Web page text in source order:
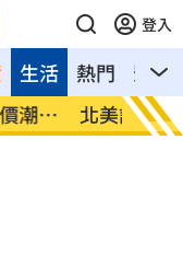
登入
熱門 影音
生活
至27.12 AI和